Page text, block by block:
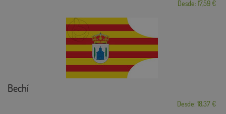
Desde: 17,59 €
Bechí
Desde: 18,37 €